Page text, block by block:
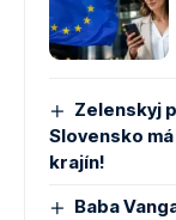
Zelenskyj
Slovensko
krajín!
Baba